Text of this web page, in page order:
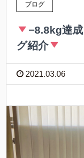
ブログ
−8.8kg達
グ紹介
2021.03.06